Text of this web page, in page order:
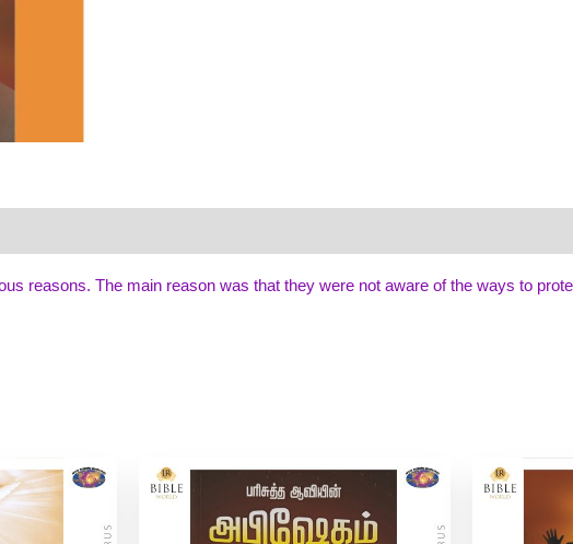
reasons. The main reason was that they were not aware of the ways to